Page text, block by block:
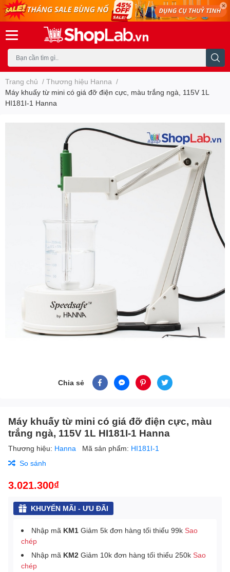
Trang chủ / Thương hiệu Hanna /
Máy khuấy từ mini có giá đỡ điện cực, màu trắng ngà, 115V 1L
HI181I-1 Hanna
Chia sẻ
Máy khuấy từ mini có giá đỡ điện cực, màu
trắng ngà, 115V 1L HI181I-1 Hanna
Thương hiệu: Hanna Mã sản phẩm: HI181I-1
So sánh
3.021.300₫
KHUYẾN MÃI - ƯU ĐÃI
Nhập mã KM1 Giảm 5k đơn hàng tối thiểu 99k Sao
chép
Nhập mã KM2 Giảm 10k đơn hàng tối thiểu 250k Sao
chép